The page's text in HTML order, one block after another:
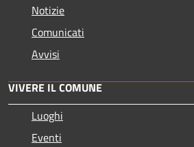
Notizie
Comunicati
Avvisi
VIVERE IL COMUNE
Luoghi
Eventi